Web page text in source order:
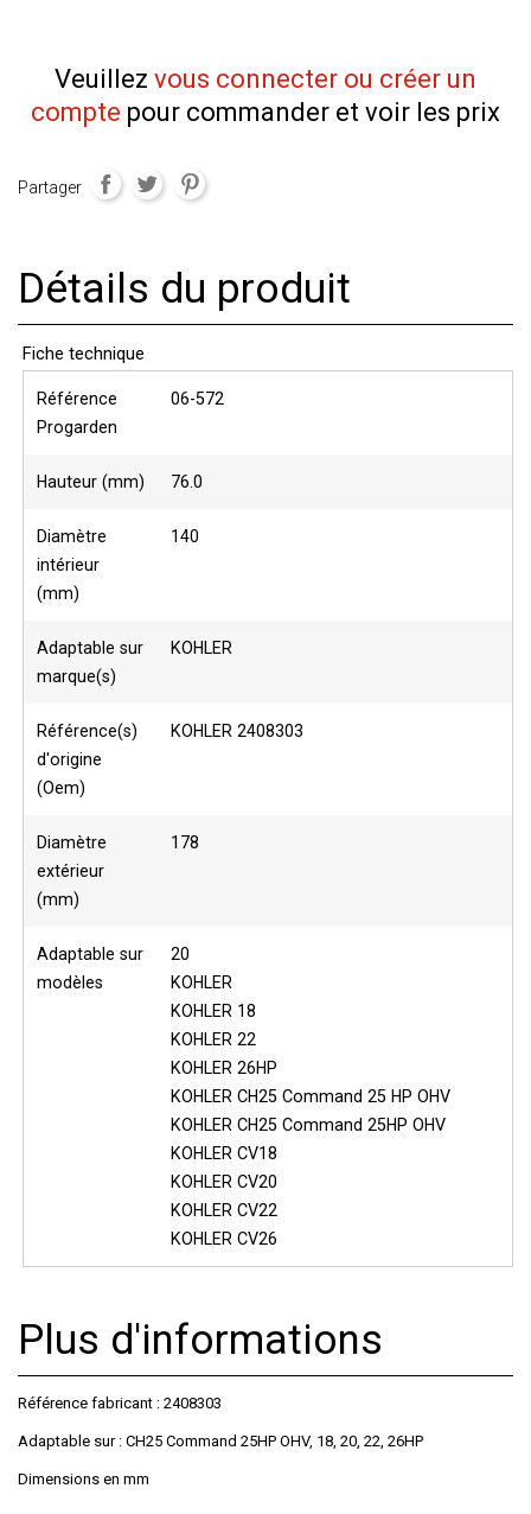
Veuillez vous connecter ou créer un
compte pour commander et voir les prix
Partager
Détails du produit
Fiche technique
Référence
Progarden
06-572
Hauteur (mm) 76.0
Diamètre
intérieur
(mm)
140
Adaptable sur
marque(s)
KOHLER
Référence(s)
d'origine
(Oem)
KOHLER 2408303
Diamètre
extérieur
(mm)
178
Adaptable sur
modèles
20
KOHLER
KOHLER 18
KOHLER 22
KOHLER 26HP
KOHLER CH25 Command 25 HP OHV
KOHLER CH25 Command 25HP OHV
KOHLER CV18
KOHLER CV20
KOHLER CV22
KOHLER CV26
Plus d'informations
Référence fabricant : 2408303
Adaptable sur : CH25 Command 25HP OHV, 18, 20, 22, 26HP
Dimensions en mm